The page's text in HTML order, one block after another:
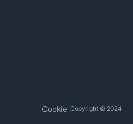
Cookie Copyright © 2024